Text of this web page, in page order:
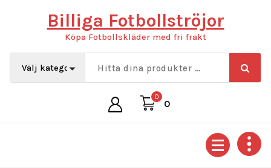
Billiga Fotbollströjor
Köpa Fotbollskläder med fri frakt
0
0